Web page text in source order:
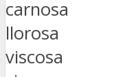
carnosa
llorosa
viscosa